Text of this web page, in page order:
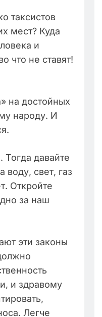
таксистов
мест? Куда
и
что не ставят!
на достойных
народу. И
давайте
воду, свет, газ
Откройте
за наш
эти законы
и здравому
Легче